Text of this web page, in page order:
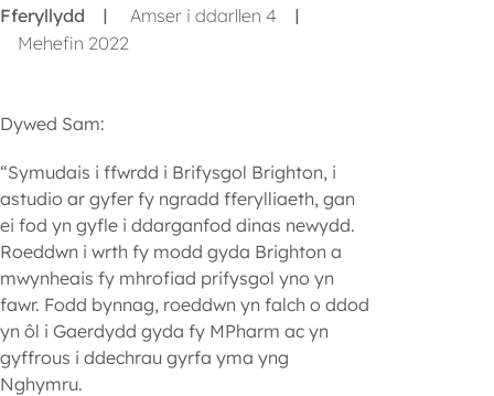
Fferyllydd Amser i ddarllen 4
Mehefin 2022
Dywed Sam:
“Symudais i ffwrdd i Brifysgol Brighton, i
astudio ar gyfer fy ngradd fferylliaeth, gan
ei fod yn gyfle i ddarganfod dinas newydd.
Roeddwn i wrth fy modd gyda Brighton a
mwynheais fy mhrofiad prifysgol yno yn
fawr. Fodd bynnag, roeddwn yn falch o ddod
yn ôl i Gaerdydd gyda fy MPharm ac yn
gyffrous i ddechrau gyrfa yma yng
Nghymru.